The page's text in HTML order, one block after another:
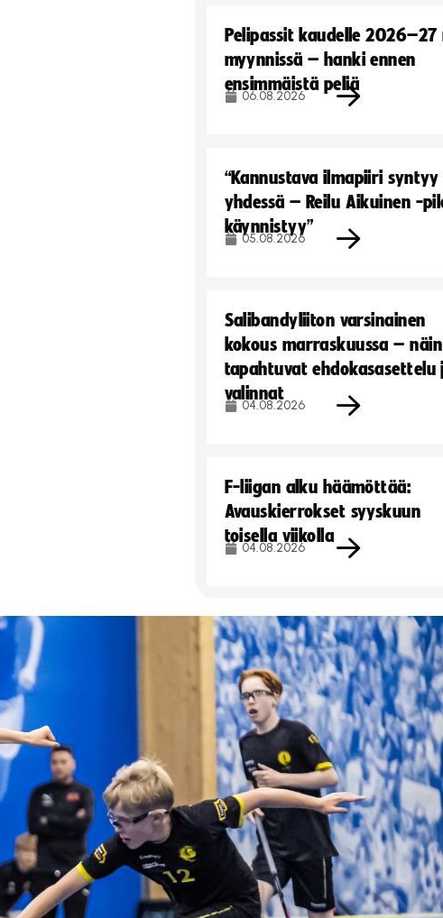
Pelipassit kaudelle
myynnissä – hanki ennen
ensimmäistä peliä
06.08.2026
“Kannustava ilmapiiri syntyy
yhdessä – Reilu Aikuinen -
käynnistyy”
05.08.2026
Salibandyliiton varsinainen
kokous marraskuussa – näin
tapahtuvat ehdokasasettelu
valinnat
04.08.2026
F-liigan alku häämöttää:
Avauskierrokset syyskuun
toisella viikolla
04.08.2026